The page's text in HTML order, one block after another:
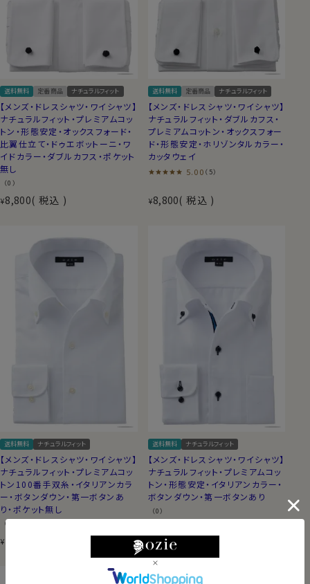
送料無料 定番商品 ナチュラルフィット
【メンズ・ドレスシャツ・ワイシャツ】
ナチュラルフィット・プレミアムコッ
トン・形態安定・オックスフォード・
比翼仕立て・ドゥエボットーニ・ワ
イドカラー・ダブルカフス・ポケット
無し
（0）
¥8,800 税込
送料無料 定番商品 ナチュラルフィット
【メンズ・ドレスシャツ・ワイシャツ】
ナチュラルフィット・ダブルカフス・
プレミアムコットン・オックスフォー
ド・形態安定・ホリゾンタルカラー・
カッタウェイ
5.00 （5）
¥8,800 税込
送料無料 ナチュラルフィット
【メンズ・ドレスシャツ・ワイシャツ】
ナチュラルフィット・プレミアムコッ
トン100番手双糸・イタリアンカラ
ー・ボタンダウン・第一ボタンあ
り・ポケット無し
（0）
¥
送料無料 ナチュラルフィット
【メンズ・ドレスシャツ・ワイシャツ】
ナチュラルフィット・プレミアムコッ
トン・形態安定・イタリアンカラー・
ボタンダウン・第一ボタンあり
（0）
¥8,800